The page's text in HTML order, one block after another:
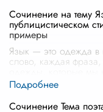
Сочинение на тему
публицистическом
примеры
Язык — это одежда в
слово, каждая
тому, как мы
Сочинение Тема